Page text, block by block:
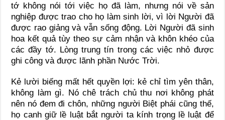
tớ không nói tới việc họ đã làm, nhưng nói về sản
nghiệp được trao cho họ làm sinh lời, vì lời Người đã
được rao giảng và vẫn sống động. Lời Người đã sinh
hoa kết quả tùy theo sự cảm nhận và khôn khéo của
các đầy tớ. Lòng trung tín trong các việc nhỏ được
ghi công và được lãnh phần Nước Trời.
Kẻ lười biếng mất hết quyền lợi: kẻ chỉ tìm yên thân,
không làm gì. Nó chê trách chủ thu nơi không phát
nên nó đem đi chôn, những người Biệt phái cũng thế,
họ canh giữ lề luật bắt người ta kính trọng lề luật để